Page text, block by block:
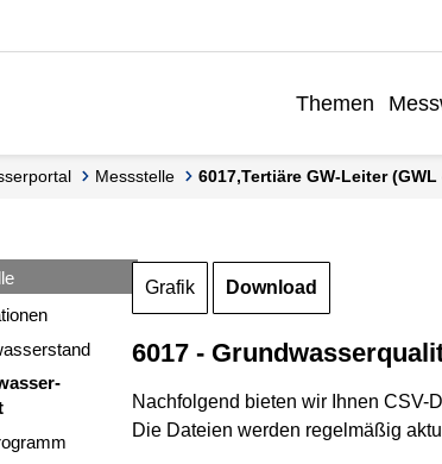
Themen
Messstelle 6017,Tertiäre GW-Leiter
Grafik Download
6017 -
Nachfolgend bieten wir Ihnen CSV-
Die Dateien werden regelmäßig